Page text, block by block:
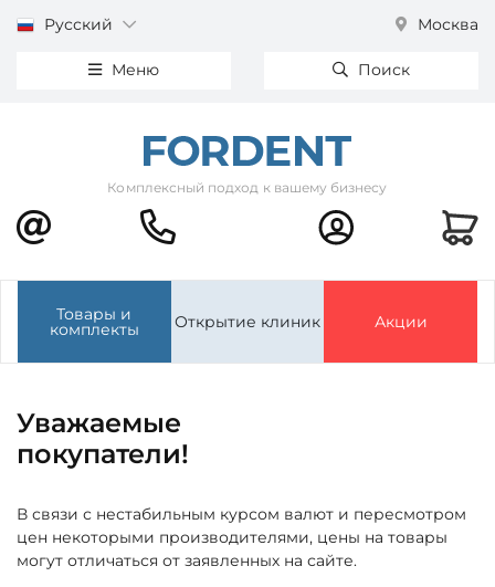
Русский Москва
Меню Поиск
Комплексный подход к вашему бизнесу
Товары и
комплекты Открытие клиник Акции
Уважаемые
покупатели!
В связи с нестабильным курсом валют и пересмотром
цен некоторыми производителями, цены на товары
могут отличаться от заявленных на сайте.